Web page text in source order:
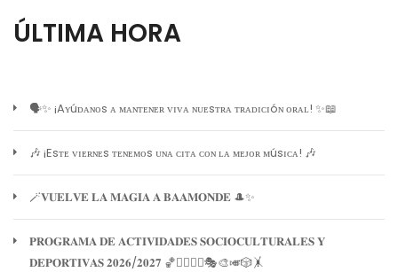
ÚLTIMA HORA
🗣️✨ ¡Aʏúᴅᴀɴᴏs ᴀ ᴍᴀɴᴛᴇɴᴇʀ ᴠɪᴠᴀ ɴᴜᴇsᴛʀᴀ ᴛʀᴀᴅɪᴄɪóɴ ᴏʀᴀʟ! ✨📖
🎶 ¡Esᴛᴇ ᴠɪᴇʀɴᴇs ᴛᴇɴᴇᴍᴏs ᴜɴᴀ ᴄɪᴛᴀ ᴄᴏɴ ʟᴀ ᴍᴇᴊᴏʀ ᴍúsɪᴄᴀ! 🎶
🪄𝐕𝐔𝐄𝐋𝐕𝐄 𝐋𝐀 𝐌𝐀𝐆𝐈𝐀 𝐀 𝐁𝐀𝐀𝐌𝐎𝐍𝐃𝐄 🎩✨
𝐏𝐑𝐎𝐆𝐑𝐀𝐌𝐀 𝐃𝐄 𝐀𝐂𝐓𝐈𝐕𝐈𝐃𝐀𝐃𝐄𝐒 𝐒𝐎𝐂𝐈𝐎𝐂𝐔𝐋𝐓𝐔𝐑𝐀𝐋𝐄𝐒 𝐘
𝐃𝐄𝐏𝐎𝐑𝐓𝐈𝐕𝐀𝐒 𝟐𝟎𝟐𝟔/𝟐𝟎𝟐𝟕 🏀🏊‍♀️🧘‍♀️🎭🎨🎺🎲🤸